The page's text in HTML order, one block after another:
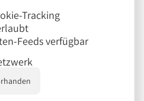
Tracking
Feeds verfügbar